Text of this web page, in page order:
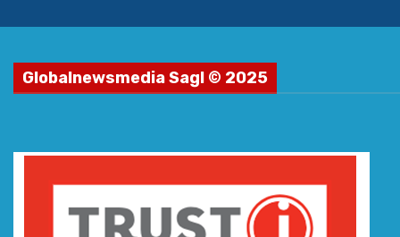
Globalnewsmedia Sagl © 2025